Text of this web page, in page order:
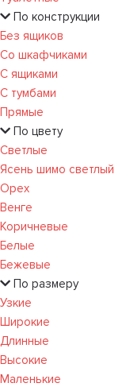
По конструкции
Без ящиков
Со шкафчиками
С ящиками
С тумбами
Прямые
По цвету
Светлые
Ясень шимо светлый
Орех
Венге
Коричневые
Белые
Бежевые
По размеру
Узкие
Широкие
Длинные
Высокие
Маленькие